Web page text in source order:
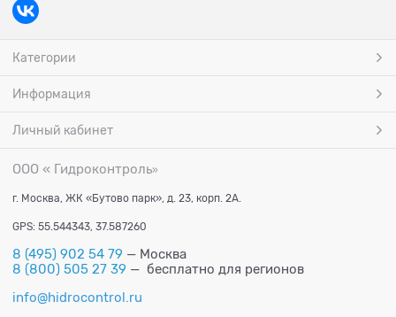
Категории
Информация
Личный кабинет
ООО « Гидроконтроль»
г. Москва, ЖК «Бутово парк», д. 23, корп. 2А.
GPS: 55.544343, 37.587260
8 (495) 902 54 79 — Москва
8 (800) 505 27 39 — бесплатно для регионов
info@hidrocontrol.ru